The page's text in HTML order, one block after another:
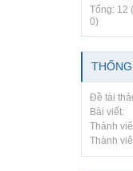
Tổng: 12
0)
Đề tài
Bài viết:
Thành
Thành